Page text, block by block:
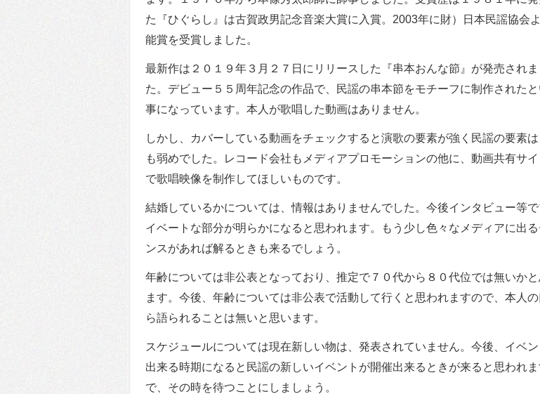
た『ひぐらし』は古賀政男記念音楽大賞に入賞。2003年に財）日本民謡協会
能賞を受賞しました。
最新作は２０１９年３月２７日にリリースした『串本おんな節』が発売されま
た。デビュー５５周年記念の作品で、民謡の串本節をモチーフに制作されたと
事になっています。本人が歌唱した動画はありません。
しかし、カバーしている動画をチェックすると演歌の要素が強く民謡の要素は
も弱めでした。レコード会社もメディアプロモーションの他に、動画共有サ
で歌唱映像を制作してほしいものです。
結婚しているかについては、情報はありませんでした。今後インタビュー等で
イベートな部分が明らかになると思われます。もう少し色々なメディアに出る
ンスがあれば解るときも来るでしょう。
年齢については非公表となっており、推定で７０代から８０代位では無いか
ます。今後、年齢については非公表で活動して行くと思われますので、本人
ら語られることは無いと思います。
スケジュールについては現在新しい物は、発表されていません。今後、イベ
出来る時期になると民謡の新しいイベントが開催出来るときが来ると思われ
で、その時を待つことにしましょう。